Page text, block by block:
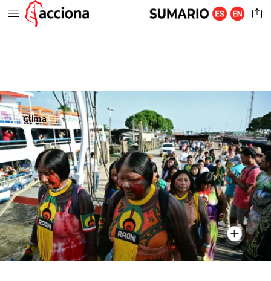
Clima